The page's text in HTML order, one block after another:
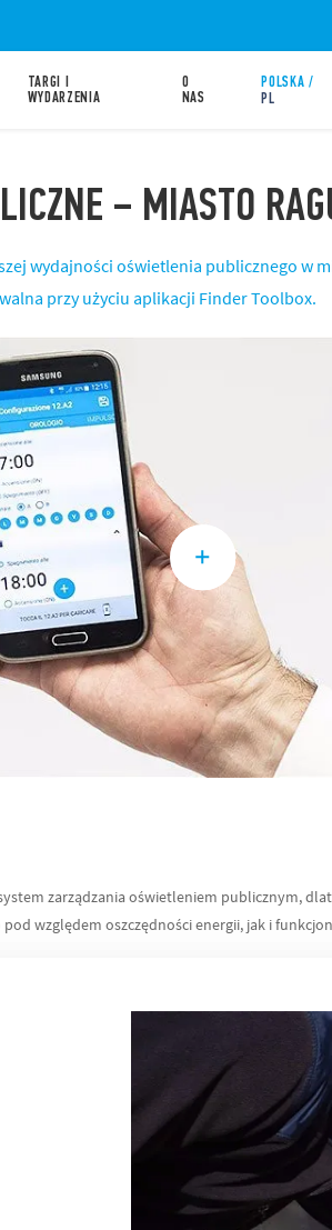
TARGI I
WYDARZENIA
O
NAS
POLSKA /
PL
– MIASTO
wydajności oświetlenia publicznego w
przy użyciu aplikacji Finder Toolbox.
zarządzania oświetleniem publicznym,
względem oszczędności energii, jak i